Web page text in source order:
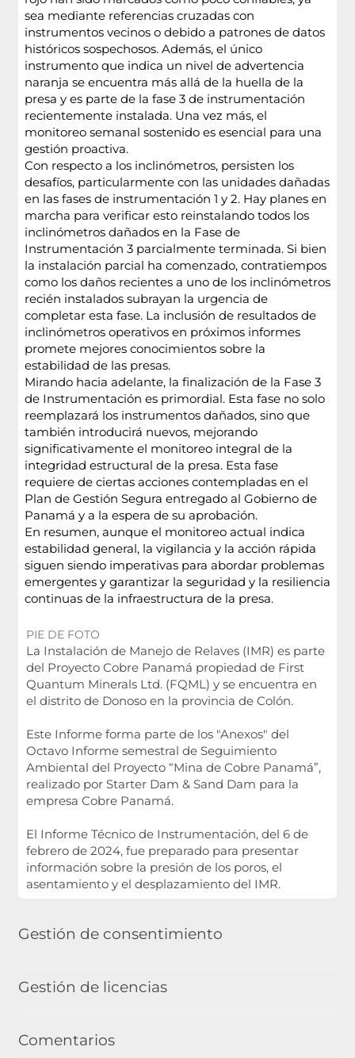
sea mediante referencias cruzadas con
instrumentos vecinos o debido a patrones de datos
históricos sospechosos. Además, el único
instrumento que indica un nivel de advertencia
naranja se encuentra más allá de la huella de la
presa y es parte de la fase 3 de instrumentación
recientemente instalada. Una vez más, el
monitoreo semanal sostenido es esencial para una
gestión proactiva.
Con respecto a los inclinómetros, persisten los
desafíos, particularmente con las unidades dañadas
en las fases de instrumentación 1 y 2. Hay planes en
marcha para verificar esto reinstalando todos los
inclinómetros dañados en la Fase de
Instrumentación 3 parcialmente terminada. Si bien
la instalación parcial ha comenzado, contratiempos
como los daños recientes a uno de los inclinómetros
recién instalados subrayan la urgencia de
completar esta fase. La inclusión de resultados de
inclinómetros operativos en próximos informes
promete mejores conocimientos sobre la
estabilidad de las presas.
Mirando hacia adelante, la finalización de la Fase 3
de Instrumentación es primordial. Esta fase no solo
reemplazará los instrumentos dañados, sino que
también introducirá nuevos, mejorando
significativamente el monitoreo integral de la
integridad estructural de la presa. Esta fase
requiere de ciertas acciones contempladas en el
Plan de Gestión Segura entregado al Gobierno de
Panamá y a la espera de su aprobación.
En resumen, aunque el monitoreo actual indica
estabilidad general, la vigilancia y la acción rápida
siguen siendo imperativas para abordar problemas
emergentes y garantizar la seguridad y la resiliencia
continuas de la infraestructura de la presa.
PIE DE FOTO
La Instalación de Manejo de Relaves (IMR) es parte
del Proyecto Cobre Panamá propiedad de First
Quantum Minerals Ltd. (FQML) y se encuentra en
el distrito de Donoso en la provincia de Colón.
Este Informe forma parte de los "Anexos" del
Octavo Informe semestral de Seguimiento
Ambiental del Proyecto “Mina de Cobre Panamá”,
realizado por Starter Dam & Sand Dam para la
empresa Cobre Panamá.
El Informe Técnico de Instrumentación, del 6 de
febrero de 2024, fue preparado para presentar
información sobre la presión de los poros, el
asentamiento y el desplazamiento del IMR.
Gestión de consentimiento
Gestión de licencias
Comentarios